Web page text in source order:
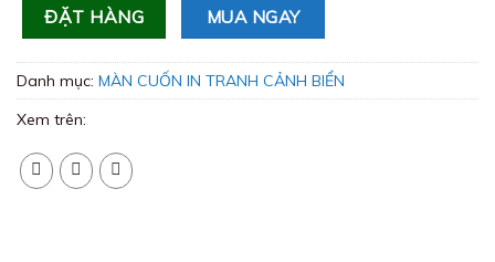
ĐẶT HÀNG MUA NGAY
Danh mục: MÀN CUỐN IN TRANH CẢNH BIỂN
Xem trên: